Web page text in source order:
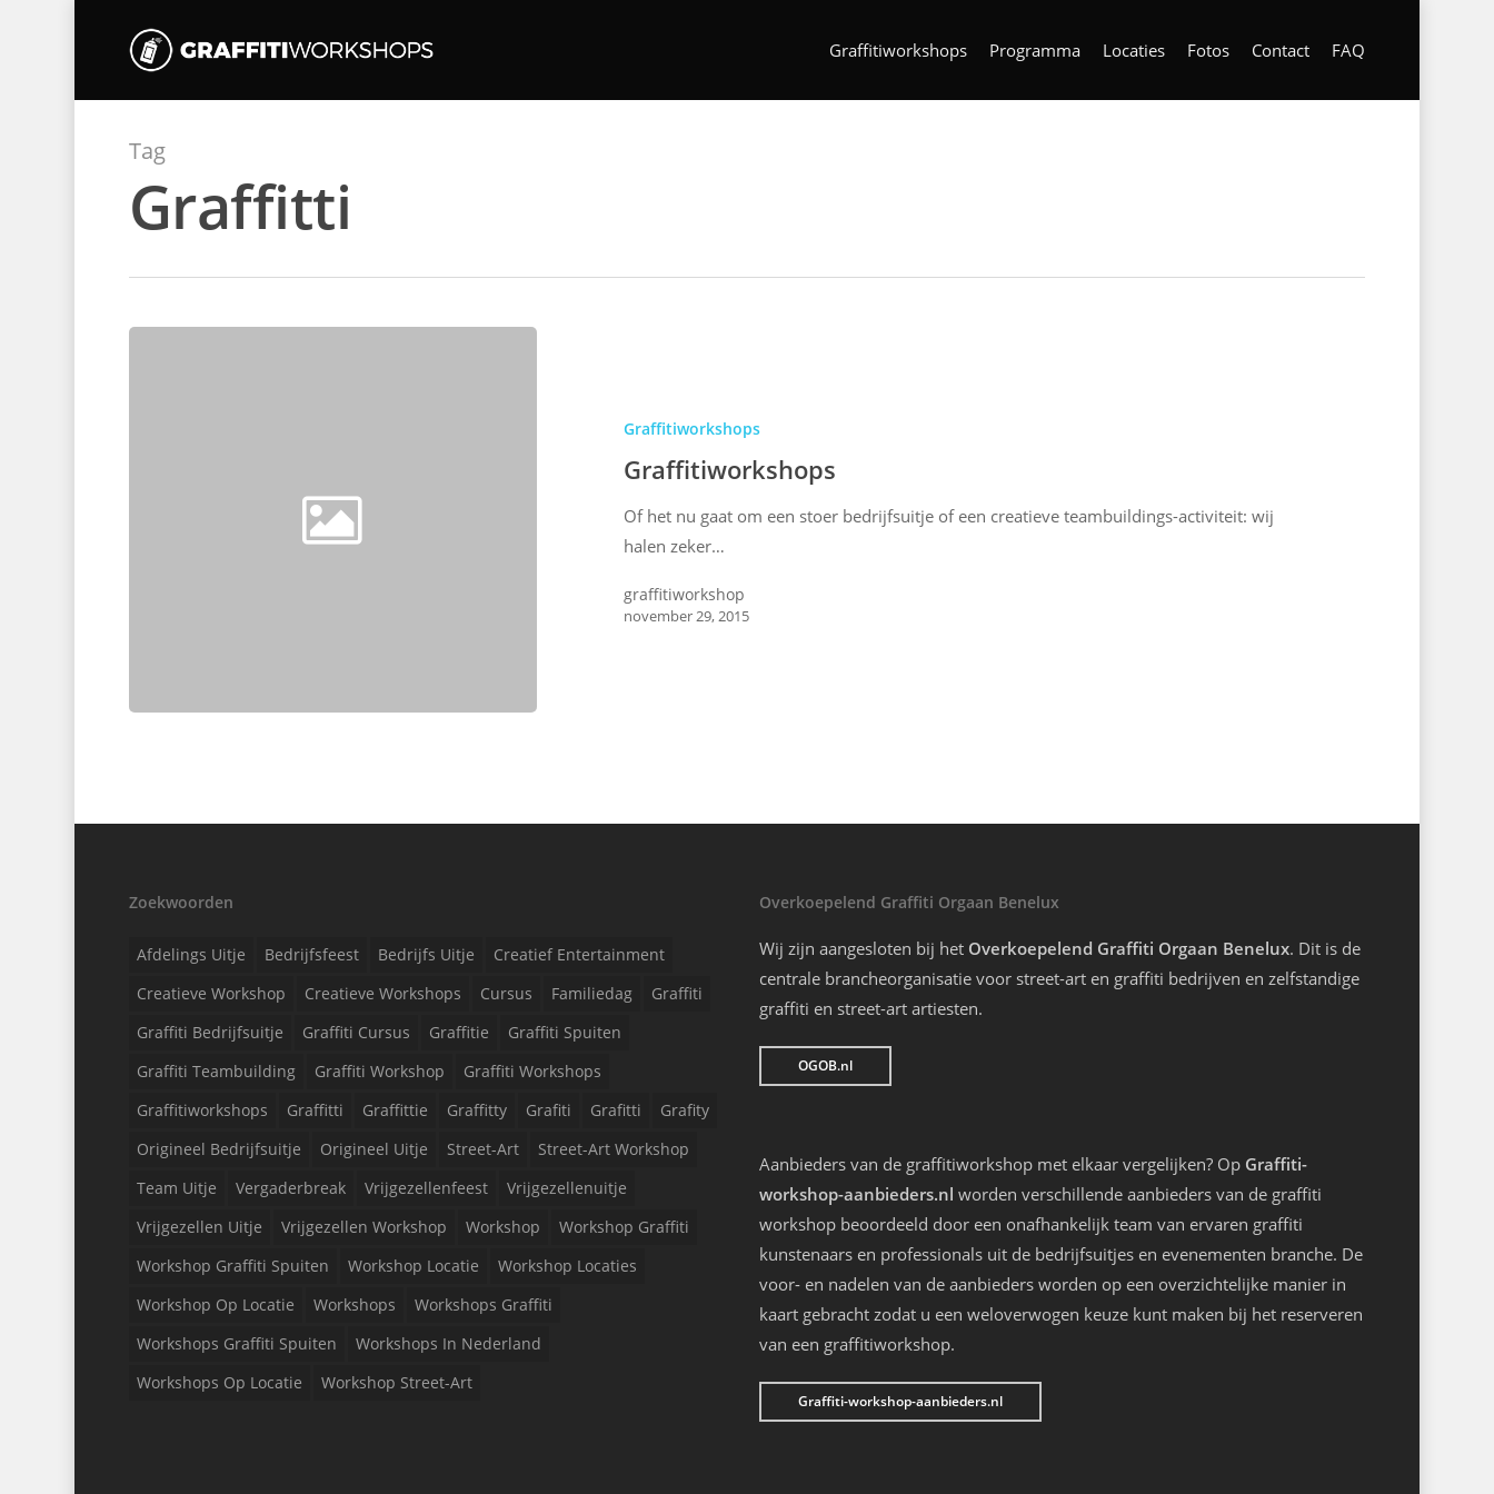
Graffitiworkshops Programma Locaties Fotos Contact FAQ
Tag
Graffitti
Graffitiworkshops
Graffitiworkshops
Of het nu gaat om een stoer bedrijfsuitje of een creatieve teambuildings-activiteit: wij
halen zeker…
graffitiworkshop
november 29, 2015
Zoekwoorden
Afdelings Uitje Bedrijfsfeest Bedrijfs Uitje
Creatief Entertainment
Creatieve Workshop
Creatieve Workshops Cursus Familiedag
Graffiti
Graffiti Bedrijfsuitje
Graffiti Cursus Graffitie
Graffiti Spuiten
Graffiti Teambuilding
Graffiti Workshop
Graffiti Workshops
Graffitiworkshops
Graffitti Graffittie Graffitty Grafiti Grafitti
Grafity
Origineel Bedrijfsuitje
Origineel Uitje Street-Art
Street-Art Workshop
Team Uitje
Vergaderbreak Vrijgezellenfeest
Vrijgezellenuitje
Vrijgezellen Uitje
Vrijgezellen Workshop Workshop
Workshop Graffiti
Workshop Graffiti Spuiten
Workshop Locatie
Workshop Locaties
Workshop Op Locatie
Workshops
Workshops Graffiti
Workshops Graffiti Spuiten
Workshops In Nederland
Workshops Op Locatie
Workshop Street-Art
Overkoepelend Graffiti Orgaan Benelux
Wij zijn aangesloten bij het Overkoepelend Graffiti Orgaan Benelux. Dit is de
centrale brancheorganisatie voor street-art en graffiti bedrijven en zelfstandige
graffiti en street-art artiesten.
OGOB.nl
Aanbieders van de graffitiworkshop met elkaar vergelijken? Op Graffiti-
workshop-aanbieders.nl worden verschillende aanbieders van de graffiti
workshop beoordeeld door een onafhankelijk team van ervaren graffiti
kunstenaars en professionals uit de bedrijfsuitjes en evenementen branche. De
voor- en nadelen van de aanbieders worden op een overzichtelijke manier in
kaart gebracht zodat u een weloverwogen keuze kunt maken bij het reserveren
van een graffitiworkshop.
Graffiti-workshop-aanbieders.nl